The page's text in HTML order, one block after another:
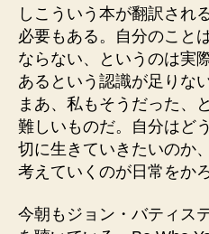
しこういう本が翻訳され
必要もある。自分のこと
ならない、というのは実
あるという認識が足りな
まあ、私もそうだった、
難しいものだ。自分はど
切に生きていきたいのか
考えていくのが日常をか
今朝もジョン・バティス